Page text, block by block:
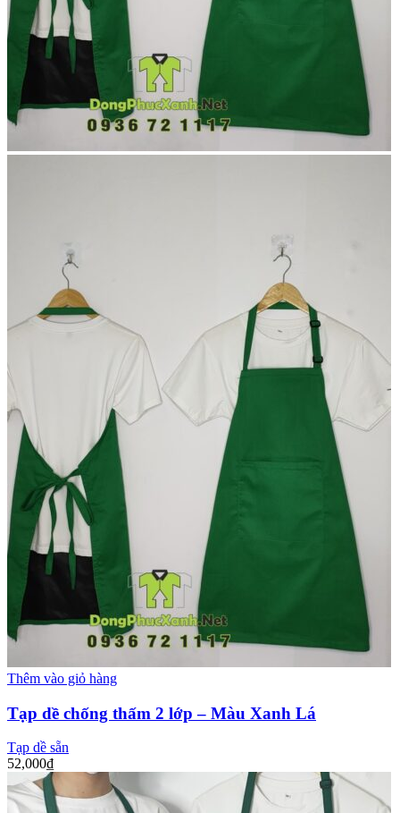
Thêm vào giỏ hàng
Tạp dề chống thấm 2 lớp – Màu Xanh Lá
Tạp dề sẵn
52,000₫